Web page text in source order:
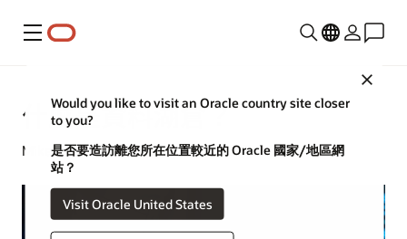
功能表
Would you like to visit an Oracle country site closer
to you?
是否要造訪離您所在位置較近的 Oracle 國家/地區網
站？
Visit Oracle United States
什麼是資料湖倉？
Mike Chen | 內容策略師 | 2022 年 3 月 1 日